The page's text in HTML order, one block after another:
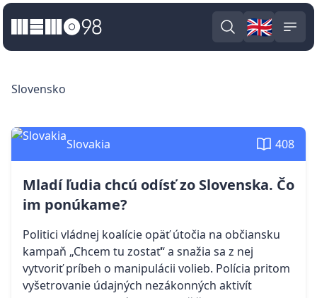
MEMO98
Open search
🇬🇧
Slovensko
Slovakia 408
Mladí ľudia chcú odísť zo Slovenska. Čo
im ponúkame?
Politici vládnej koalície opäť útočia na občiansku
kampaň „Chcem tu zostať“ a snažia sa z nej
vytvoriť príbeh o manipulácii volieb. Polícia pritom
vyšetrovanie údajných nezákonných aktivít